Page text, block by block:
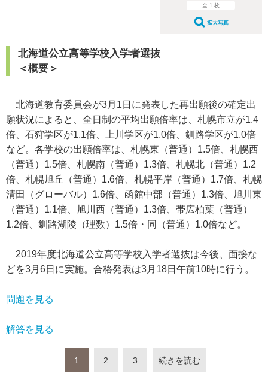
全 1 枚
拡大写真
北海道公立高等学校入学者選抜
＜概要＞
北海道教育委員会が3月1日に発表した再出願後の確定出
願状況によると、全日制の平均出願倍率は、札幌市立が1.4
倍、石狩学区が1.1倍、上川学区が1.0倍、釧路学区が1.0倍
など。各学校の出願倍率は、札幌東（普通）1.5倍、札幌西
（普通）1.5倍、札幌南（普通）1.3倍、札幌北（普通）1.2
倍、札幌旭丘（普通）1.6倍、札幌平岸（普通）1.7倍、札幌
清田（グローバル）1.6倍、函館中部（普通）1.3倍、旭川東
（普通）1.1倍、旭川西（普通）1.3倍、帯広柏葉（普通）
1.2倍、釧路湖陵（理数）1.5倍・同（普通）1.0倍など。
2019年度北海道公立高等学校入学者選抜は今後、面接な
どを3月6日に実施。合格発表は3月18日午前10時に行う。
問題を見る
解答を見る
1 2 3 続きを読む